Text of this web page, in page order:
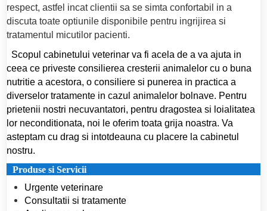
respect, astfel incat clientii sa se simta confortabil in a
discuta toate optiunile disponibile pentru ingrijirea si
tratamentul micutilor pacienti.
Scopul cabinetului veterinar va fi acela de a va ajuta in
ceea ce priveste consilierea cresterii animalelor cu o buna
nutritie a acestora, o consiliere si punerea in practica a
diverselor tratamente in cazul animalelor bolnave. Pentru
prietenii nostri necuvantatori, pentru dragostea si loialitatea
lor neconditionata, noi le oferim toata grija noastra. Va
asteptam cu drag si intotdeauna cu placere la cabinetul
nostru.
Produse si Servicii
Urgente veterinare
Consultatii si tratamente